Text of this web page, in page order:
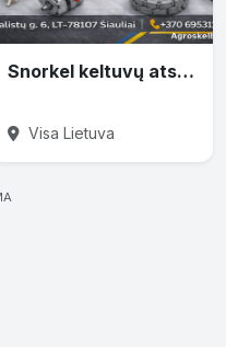
Snorkel keltuvų atsarginės dalys
Visa Lietuva